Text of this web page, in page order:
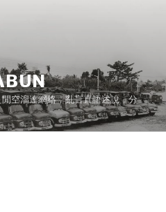
空溜達網絡，亂言直語述說，分